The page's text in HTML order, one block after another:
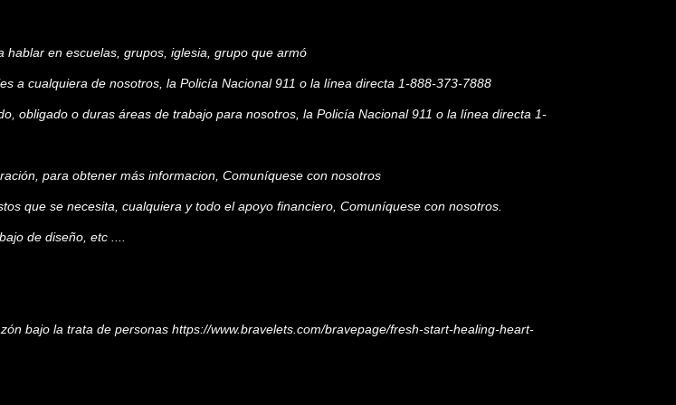
en escuelas, grupos, iglesia, grupo que armó
a cualquiera de nosotros, la Policía Nacional 911 o la línea directa 1-888-373-7888
obligado o duras áreas de trabajo para nosotros, la Policía Nacional 911 o la línea directa 1-
para obtener más informacion, Comuníquese con nosotros
que se necesita, cualquiera y todo el apoyo financiero, Comuníquese con nosotros.
de diseño, etc ....
bajo la trata de personas https://www.bravelets.com/bravepage/fresh-start-healing-heart-